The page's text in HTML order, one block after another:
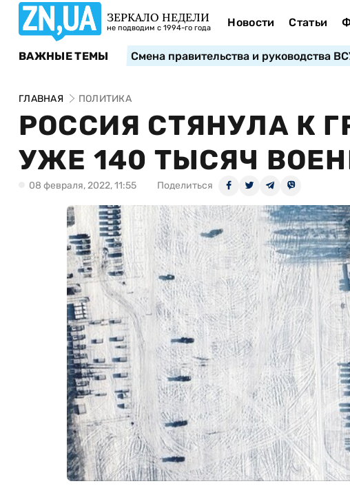
ЗЕРКАЛО НЕДЕЛИ
не подводим с 1994-го года Новости Статьи
ВАЖНЫЕ ТЕМЫ Смена правительства и руководства
ГЛАВНАЯ ПОЛИТИКА
РОССИЯ СТЯНУЛА К
УЖЕ 140 ТЫСЯЧ
08 февраля, 2022, 11:55 Поделиться